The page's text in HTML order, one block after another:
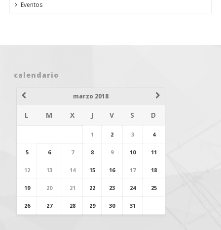
Eventos
calendario
marzo 2018
L M X J V S D
1 2 3 4
5 6 7 8 9 10 11
12 13 14 15 16 17 18
19 20 21 22 23 24 25
26 27 28 29 30 31